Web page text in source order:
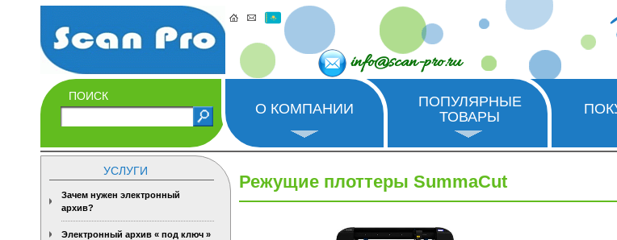
info@scan-pro.ru
ПОИСК
О КОМПАНИИ
ПОПУЛЯРНЫЕ
ТОВАРЫ
УСЛУГИ
Зачем нужен электронный
архив?
Электронный архив « под ключ »
Режущие плоттеры SummaCut